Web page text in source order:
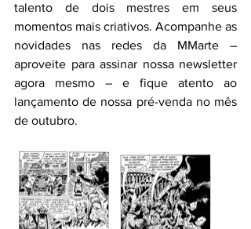
talento de dois mestres em seus
momentos mais criativos. Acompanhe as
novidades nas redes da MMarte –
aproveite para assinar nossa newsletter
agora mesmo – e fique atento ao
lançamento de nossa pré-venda no mês
de outubro.